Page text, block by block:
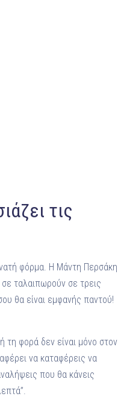
τις
φόρμα. Η Μάντη Περσάκη
ταλαιπωρούν σε τρεις
θα είναι εμφανής παντού!
τη φορά δεν είναι μόνο στον
να καταφέρεις να
που θα κάνεις